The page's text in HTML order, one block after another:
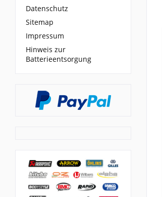
Datenschutz
Sitemap
Impressum
Hinweis zur
Batterieentsorgung